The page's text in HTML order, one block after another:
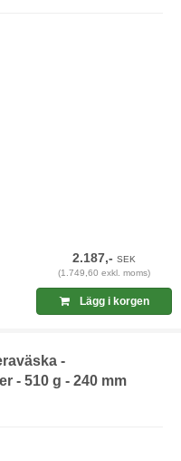
2.187,-SEK
(1.749,60 exkl. moms)
Lägg i korgen
-
- 510 g - 240 mm